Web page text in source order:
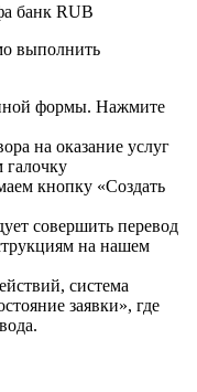
банк RUB
выполнить
формы. Нажмите
на оказание услуг
кнопку «Создать
совершить перевод
на нашем
система
заявки», где